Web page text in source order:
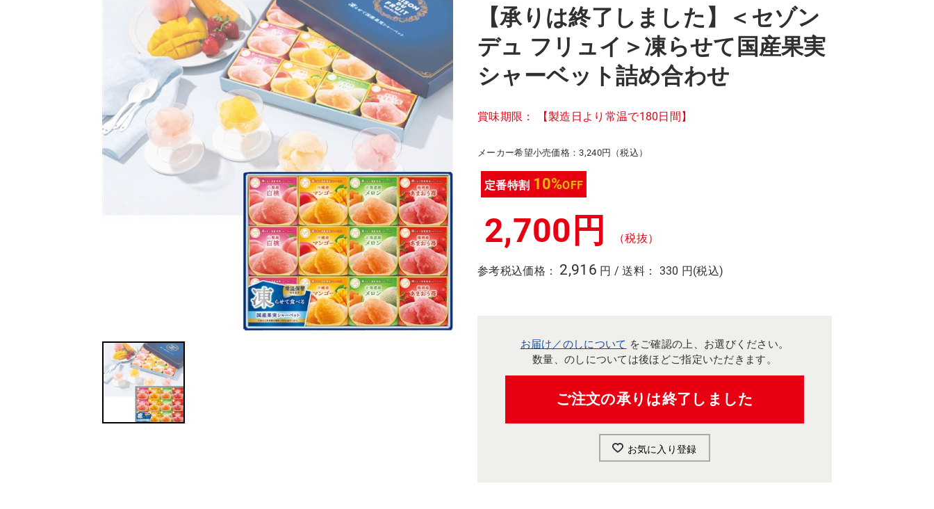
【承りは終了しました】＜セゾン
デュ フリュイ＞凍らせて国産果実
シャーベット詰め合わせ
賞味期限： 【製造日より常温で180日間】
メーカー希望小売価格：3,240円（税込）
定番特割 10%OFF
2,700円 （税抜）
参考税込価格： 2,916 円 / 送料： 330 円(税込)
お届け／のしについて をご確認の上、お選びください。
数量、のしについては後ほどご指定いただきます。
ご注文の承りは終了しました
お気に入り登録